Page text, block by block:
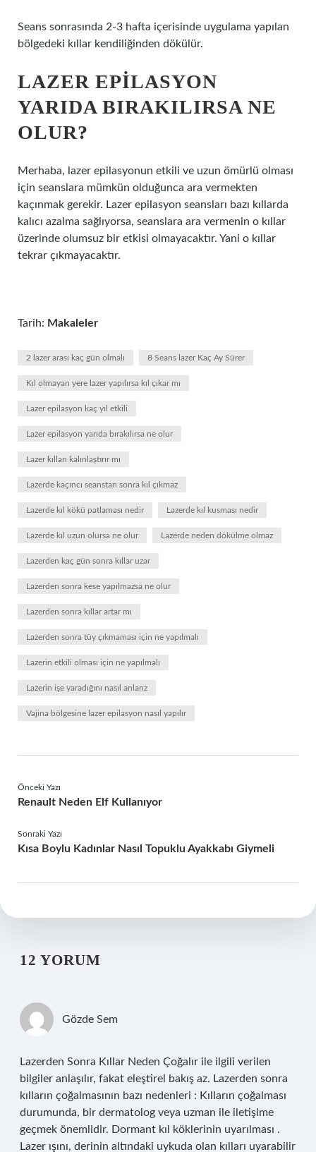
Seans sonrasında 2-3 hafta içerisinde uygulama yapılan
bölgedeki kıllar kendiliğinden dökülür.
LAZER EPILASYON
YARIDA BIRAKILIRSA NE
OLUR?
Merhaba, lazer epilasyonun etkili ve uzun ömürlü olması
için seanslara mümkün olduğunca ara vermekten
kaçınmak gerekir. Lazer epilasyon seansları bazı kıllarda
kalıcı azalma sağlıyorsa, seanslara ara vermenin o kıllar
üzerinde olumsuz bir etkisi olmayacaktır. Yani o kıllar
tekrar çıkmayacaktır.
Tarih: Makaleler
2 lazer arası kaç gün olmalı 8 Seans lazer Kaç Ay Sürer
Kıl olmayan yere lazer yapılırsa kıl çıkar mı
Lazer epilasyon kaç yıl etkili
Lazer epilasyon yarıda bırakılırsa ne olur
Lazer kılları kalınlaştırır mı
Lazerde kaçıncı seanstan sonra kıl çıkmaz
Lazerde kıl kökü patlaması nedir Lazerde kıl kusması nedir
Lazerde kıl uzun olursa ne olur Lazerde neden dökülme olmaz
Lazerden kaç gün sonra kıllar uzar
Lazerden sonra kese yapılmazsa ne olur
Lazerden sonra kıllar artar mı
Lazerden sonra tüy çıkmaması için ne yapılmalı
Lazerin etkili olması için ne yapılmalı
Lazerin işe yaradığını nasıl anlarız
Vajina bölgesine lazer epilasyon nasıl yapılır
Önceki Yazı
Renault Neden Elf Kullanıyor
Sonraki Yazı
Kısa Boylu Kadınlar Nasıl Topuklu Ayakkabı Giymeli
12 YORUM
Gözde Sem
Lazerden Sonra Kıllar Neden Çoğalır ile ilgili verilen
bilgiler anlaşılır, fakat eleştirel bakış az. Lazerden sonra
kılların çoğalmasının bazı nedenleri : Kılların çoğalması
durumunda, bir dermatolog veya uzman ile iletişime
geçmek önemlidir. Dormant kıl köklerinin uyarılması .
Lazer ışını, derinin altındaki uykuda olan kılları uyarabilir